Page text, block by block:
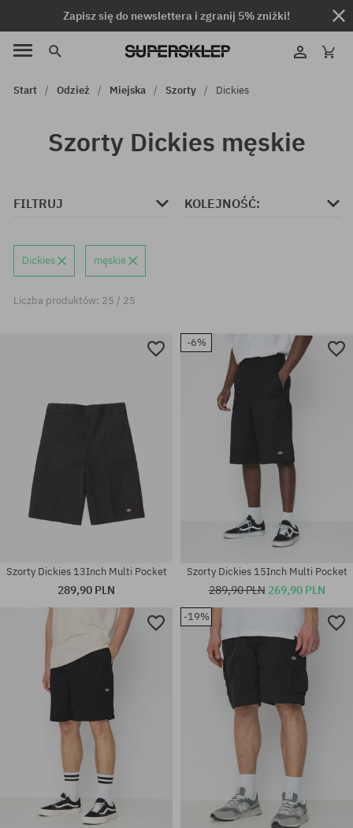
Zapisz się do newslettera i zgranij 5% zniżki!
Start Odzież Miejska Szorty Dickies
Szorty Dickies męskie
FILTRUJ KOLEJNOŚĆ:
Dickies męskie
Liczba produktów: 25 / 25
Szorty Dickies 13Inch Multi Pocket
289,90 PLN
-6%
Szorty Dickies 15Inch Multi Pocket
289,90 PLN 269,90 PLN
-19%